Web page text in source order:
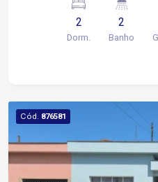
3 vagas, sendo 2
eletrônico. Aceita
região da Vila Gabriel,
2
Dorm.
2
Banho
Cód. 876581